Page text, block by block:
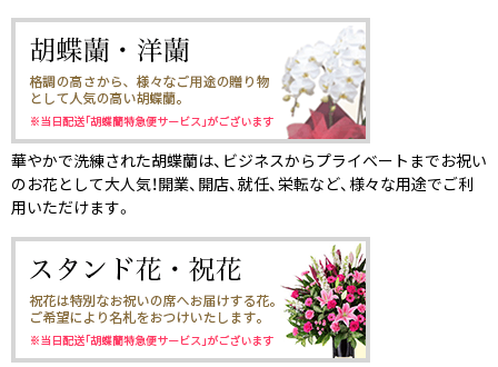
華やかで洗練された胡蝶蘭は、ビジネスからプライベートまでお祝い
のお花として大人気！開業、開店、就任、栄転など、様々な用途でご利
用いただけます。